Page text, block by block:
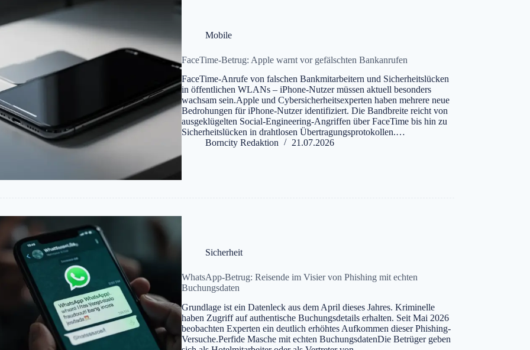
Mobile
FaceTime-Betrug: Apple warnt vor gefälschten Bankanrufen
FaceTime-Anrufe von falschen Bankmitarbeitern und Sicherheitslücken
in öffentlichen WLANs – iPhone-Nutzer müssen aktuell besonders
wachsam sein.Apple und Cybersicherheitsexperten haben mehrere neue
Bedrohungen für iPhone-Nutzer identifiziert. Die Bandbreite reicht von
ausgeklügelten Social-Engineering-Angriffen über FaceTime bis hin zu
Sicherheitslücken in drahtlosen Übertragungsprotokollen.…
Borncity Redaktion
21.07.2026
Sicherheit
WhatsApp-Betrug: Reisende im Visier von Phishing mit echten
Buchungsdaten
Grundlage ist ein Datenleck aus dem April dieses Jahres. Kriminelle
haben Zugriff auf authentische Buchungsdetails erhalten. Seit Mai 2026
beobachten Experten ein deutlich erhöhtes Aufkommen dieser Phishing-
Versuche.Perfide Masche mit echten BuchungsdatenDie Betrüger geben